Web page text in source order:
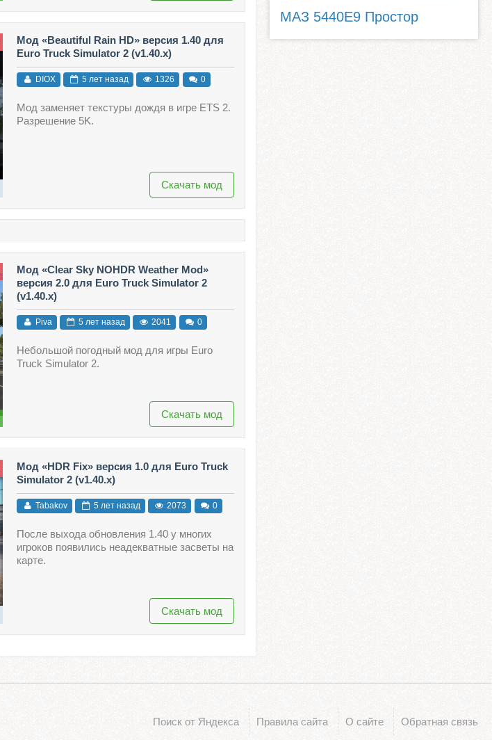
Мод «Beautiful Rain HD» версия 1.40 для
Euro Truck Simulator 2 (v1.40.x)
DIOX 5 лет назад 1326 0
Мод заменяет текстуры дождя в игре ETS 2.
Разрешение 5K.
Скачать мод
Мод «Clear Sky NOHDR Weather Мod»
версия 2.0 для Euro Truck Simulator 2
(v1.40.x)
Piva 5 лет назад 2041 0
Небольшой погодный мод для игры Euro
Truck Simulator 2.
Скачать мод
Мод «HDR Fix» версия 1.0 для Euro Truck
Simulator 2 (v1.40.x)
Tabakov 5 лет назад 2073 0
После выхода обновления 1.40 у многих
игроков появились неадекватные засветы на
карте.
Скачать мод
МАЗ 5440E9 Простор
Поиск от Яндекса Правила сайта О сайте Обратная связь